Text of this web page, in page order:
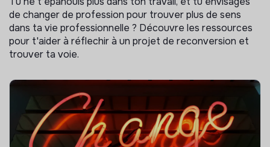
de changer de profession pour trouver plus de sens
dans ta vie professionnelle ? Découvre les ressources
pour t'aider à réflechir à un projet de reconversion et
trouver ta voie.